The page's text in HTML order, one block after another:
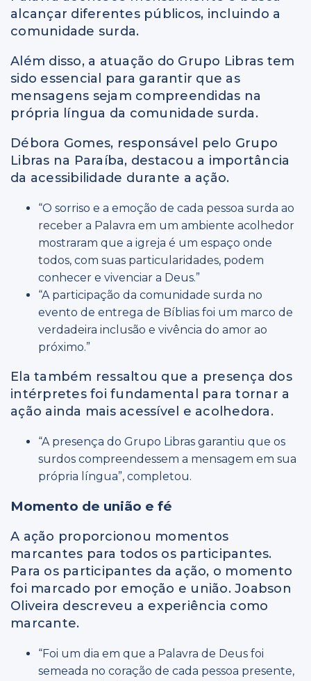
alcançar diferentes públicos, incluindo a
comunidade surda.
Além disso, a atuação do Grupo Libras tem
sido essencial para garantir que as
mensagens sejam compreendidas na
própria língua da comunidade surda.
Débora Gomes, responsável pelo Grupo
Libras na Paraíba, destacou a importância
da acessibilidade durante a ação.
“O sorriso e a emoção de cada pessoa surda ao
receber a Palavra em um ambiente acolhedor
mostraram que a igreja é um espaço onde
todos, com suas particularidades, podem
conhecer e vivenciar a Deus.”
“A participação da comunidade surda no
evento de entrega de Bíblias foi um marco de
verdadeira inclusão e vivência do amor ao
próximo.”
Ela também ressaltou que a presença dos
intérpretes foi fundamental para tornar a
ação ainda mais acessível e acolhedora.
“A presença do Grupo Libras garantiu que os
surdos compreendessem a mensagem em sua
própria língua”, completou.
Momento de união e fé
A ação proporcionou momentos
marcantes para todos os participantes.
Para os participantes da ação, o momento
foi marcado por emoção e união. Joabson
Oliveira descreveu a experiência como
marcante.
“Foi um dia em que a Palavra de Deus foi
semeada no coração de cada pessoa presente,